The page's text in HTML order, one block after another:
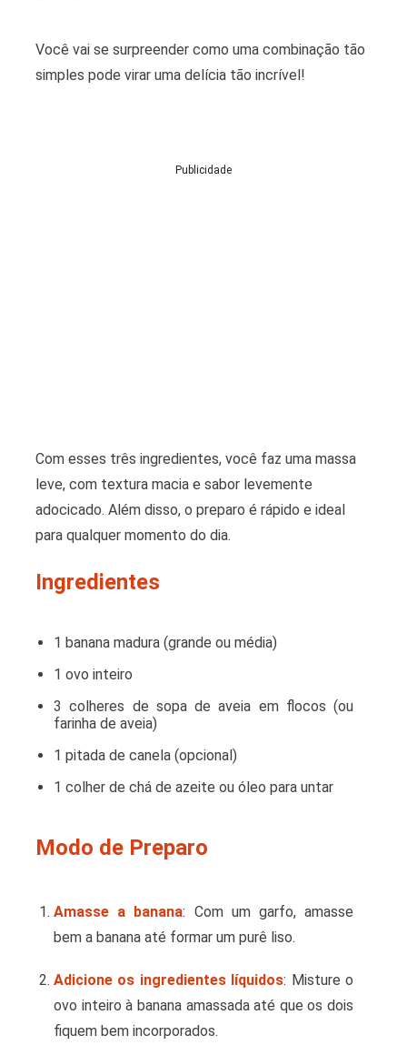
Você vai se surpreender como uma combinação tão
simples pode virar uma delícia tão incrível!
Publicidade
Com esses três ingredientes, você faz uma massa
leve, com textura macia e sabor levemente
adocicado. Além disso, o preparo é rápido e ideal
para qualquer momento do dia.
Ingredientes
1 banana madura (grande ou média)
1 ovo inteiro
3 colheres de sopa de aveia em flocos (ou
farinha de aveia)
1 pitada de canela (opcional)
1 colher de chá de azeite ou óleo para untar
Modo de Preparo
Amasse a banana: Com um garfo, amasse
bem a banana até formar um purê liso.
Adicione os ingredientes líquidos: Misture o
ovo inteiro à banana amassada até que os dois
fiquem bem incorporados.